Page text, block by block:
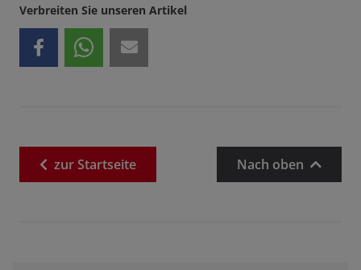
Verbreiten Sie unseren Artikel
zurStartseite Nach oben